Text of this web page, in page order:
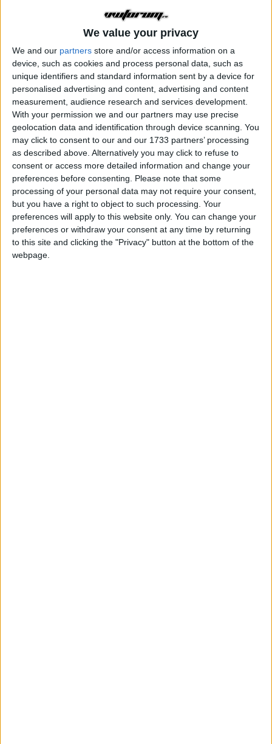
We value your privacy
We and our partners store and/or access information on a
device, such as cookies and process personal data, such as
unique identifiers and standard information sent by a device for
personalised advertising and content, advertising and content
measurement, audience research and services development.
With your permission we and our partners may use precise
geolocation data and identification through device scanning. You
may click to consent to our and our 1733 partners’ processing
as described above. Alternatively you may click to refuse to
consent or access more detailed information and change your
preferences before consenting.
Please note that some
processing of your personal data may not require your consent,
but you have a right to object to such processing. Your
preferences will apply to this website only. You can change your
preferences or withdraw your consent at any time by returning
to this site and clicking the "Privacy" button at the bottom of the
webpage.
face...nu mai trebuie sa astepte iar randul
+daca masina e in garantie si necesita reparatii mai mari de 7 zile
is obligati,prin lege sa iti dea masina la schimba pana la
numai sa ia banul
Modificat30 Aprilie, 2007de dylly
d-rive
Publicat30 Aprilie, 2007
Lori, ia exemplu de la @dylly, uite ce baiat istet e acum :D, era el
istet si inainte dar facea ca si tine, le cam cauta dealerilor scuze.
Banii tai conteaza, in rest e bine sa iti cunosti drepturile si sa le
folosesti.
Tib
1 Mai, 2007